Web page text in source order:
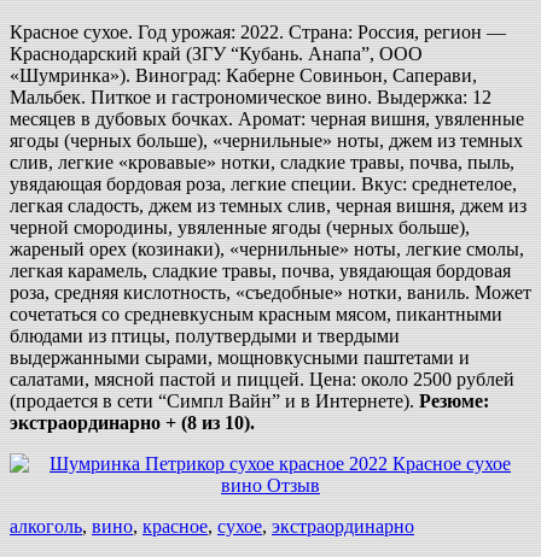
Красное сухое. Год урожая: 2022. Страна: Россия, регион —
Краснодарский край (ЗГУ “Кубань. Анапа”, ООО
«Шумринка»). Виноград: Каберне Совиньон, Саперави,
Мальбек. Питкое и гастрономическое вино. Выдержка: 12
месяцев в дубовых бочках. Аромат: черная вишня, увяленные
ягоды (черных больше), «чернильные» ноты, джем из темных
слив, легкие «кровавые» нотки, сладкие травы, почва, пыль,
увядающая бордовая роза, легкие специи. Вкус: среднетелое,
легкая сладость, джем из темных слив, черная вишня, джем из
черной смородины, увяленные ягоды (черных больше),
жареный орех (козинаки), «чернильные» ноты, легкие смолы,
легкая карамель, сладкие травы, почва, увядающая бордовая
роза, средняя кислотность, «съедобные» нотки, ваниль. Может
сочетаться со средневкусным красным мясом, пикантными
блюдами из птицы, полутвердыми и твердыми
выдержанными сырами, мощновкусными паштетами и
салатами, мясной пастой и пиццей. Цена: около 2500 рублей
(продается в сети “Симпл Вайн” и в Интернете). Резюме:
экстраординарно + (8 из 10).
алкоголь, вино, красное, сухое, экстраординарно